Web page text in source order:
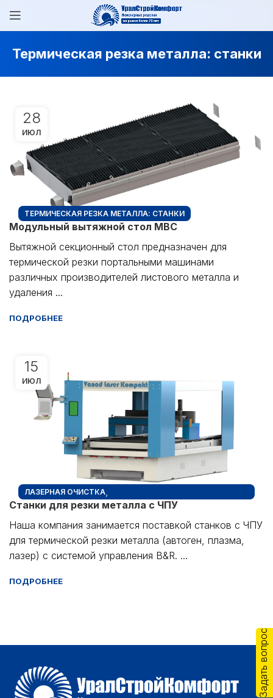
Термическая резка металла: станки
28
ИЮЛ
ТЕРМИЧЕСКАЯ РЕЗКА МЕТАЛЛА: СТАНКИ
Модульный вытяжной стол MBC
Вытяжной секционный стол предназначен для
термической резки портальными машинами
различных производителей листового металла и
удаления ...
ПОДРОБНЕЕ
15
ИЮЛ
ЛАЗЕРНАЯ ОЧИСТКА
ТЕРМИЧЕСКАЯ РЕЗКА МЕТАЛЛА: СТАНКИ
Станки для резки металла с ЧПУ
Наша компания занимается поставкой станков с ЧПУ
для термической резки металла (автоген, плазма,
лазер) с системой управления B&R. ...
ПОДРОБНЕЕ
Задать вопрос